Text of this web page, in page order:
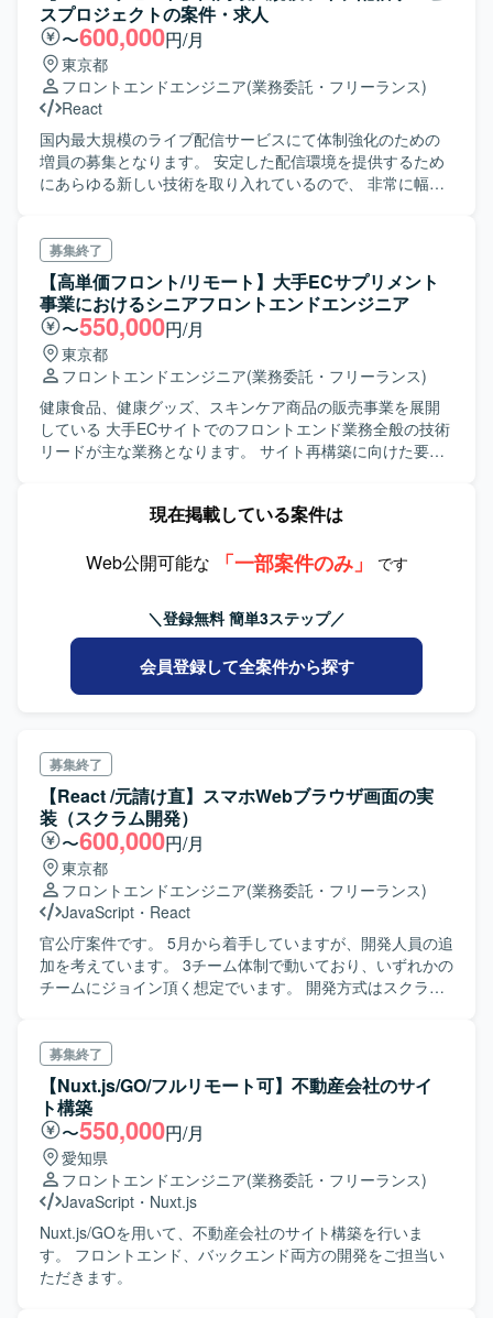
スプロジェクトの案件・求人
〜600,000円/月
東京都
フロントエンドエンジニア(業務委託・フリーランス)
React
国内最大規模のライブ配信サービスにて体制強化のための
増員の募集となります。 安定した配信環境を提供するため
にあらゆる新しい技術を取り入れているので、 非常に幅広
募集終了
【高単価フロント/リモート】大手ECサプリメント
事業におけるシニアフロントエンドエンジニア
〜550,000円/月
東京都
フロントエンドエンジニア(業務委託・フリーランス)
健康食品、健康グッズ、スキンケア商品の販売事業を展開
している 大手ECサイトでのフロントエンド業務全般の技術
リードが主な業務となります。 サイト再構築に向けた要件
を実施していただきます。 要件定義から参画していただ
たいと思っています。
現在掲載している案件は
Web公開可能な
「一部案件のみ」 です
＼登録無料 簡単3ステップ／
会員登録して全案件から探す
募集終了
【React /元請け直】スマホWebブラウザ画面の実
装（スクラム開発）
〜600,000円/月
東京都
フロントエンドエンジニア(業務委託・フリーランス)
JavaScript ・ React
官公庁案件です。 5月から着手していますが、開発人員の追
加を考えています。 3チーム体制で動いており、いずれかの
チームにジョイン頂く想定でいます。 開発方式はスクラム
仕様書とFigmaを見ながら、スマホに最適されたWeb画面
をreactで開発していきます。
募集終了
【Nuxt.js/GO/フルリモート可】不動産会社のサイ
ト構築
〜550,000円/月
愛知県
フロントエンドエンジニア(業務委託・フリーランス)
JavaScript ・ Nuxt.js
Nuxt.js/GOを用いて、不動産会社のサイト構築を行いま
す。 フロントエンド、バックエンド両方の開発をご担当い
ただきます。